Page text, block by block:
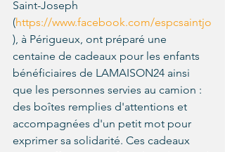
Saint-Joseph
(https://www.facebook.com/espcsaintjo
), à Périgueux, ont préparé une
centaine de cadeaux pour les enfants
bénéficiaires de LAMAISON24 ainsi
que les personnes servies au camion :
des boîtes remplies d'attentions et
accompagnées d'un petit mot pour
exprimer sa solidarité. Ces cadeaux